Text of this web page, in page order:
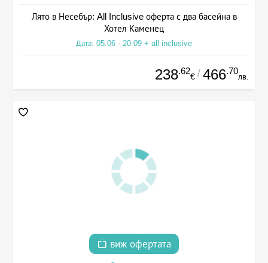
Лято в Несебър: All Inclusive оферта с два басейна в
Хотел Каменец
Дата: 05.06 - 20.09 + all inclusive
238.62
€ / 466.70
лв.
виж офертата